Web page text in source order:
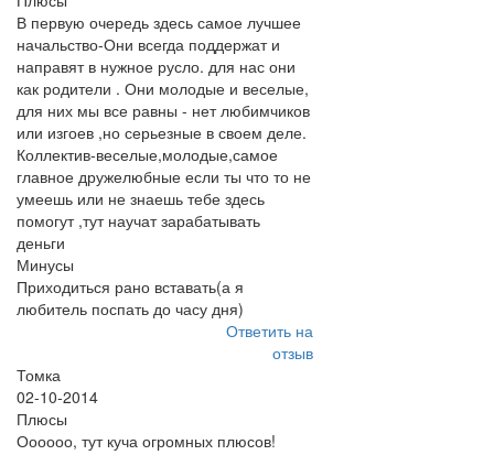
В первую очередь здесь самое лучшее
начальство-Они всегда поддержат и
направят в нужное русло. для нас они
как родители . Они молодые и веселые,
для них мы все равны - нет любимчиков
или изгоев ,но серьезные в своем деле.
Коллектив-веселые,молодые,самое
главное дружелюбные если ты что то не
умеешь или не знаешь тебе здесь
помогут ,тут научат зарабатывать
деньги
Минусы
Приходиться рано вставать(а я
любитель поспать до часу дня)
Ответить на
отзыв
Томка
02-10-2014
Плюсы
Оооооо, тут куча огромных плюсов!